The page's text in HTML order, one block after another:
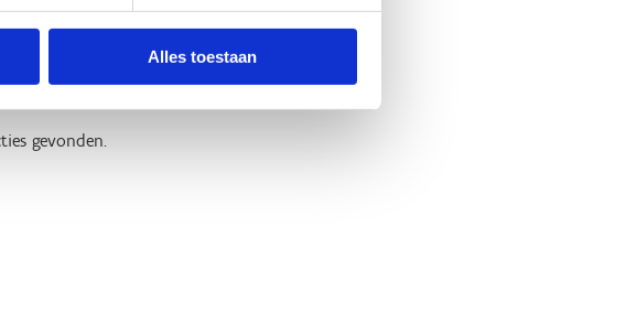
Alles toestaan
Zo’n verborgen parel, of
nog niemand ‘m ontdekt?
gevonden.